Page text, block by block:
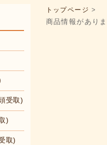
受取)
)
取)
トップページ >
商品情報があり